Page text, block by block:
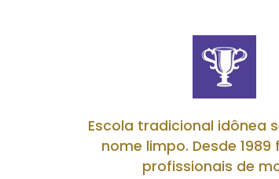
Escola tradicional idônea
nome limpo. Desde
profissionais de